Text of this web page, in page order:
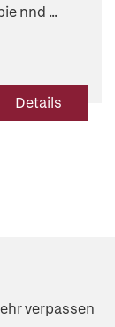
nnd ...
Details
verpassen